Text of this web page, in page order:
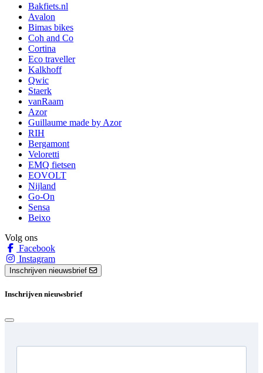
Bakfiets.nl
Avalon
Bimas bikes
Coh and Co
Cortina
Eco traveller
Kalkhoff
Qwic
Staerk
vanRaam
Azor
Guillaume made by Azor
RIH
Bergamont
Veloretti
EMQ fietsen
EOVOLT
Nijland
Go-On
Sensa
Beixo
Volg ons
Facebook
Instagram
Inschrijven nieuwsbrief
Inschrijven nieuwsbrief